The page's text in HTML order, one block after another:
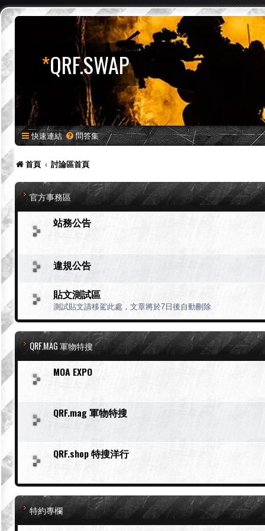
*QRF.SWAP
快速連結 問答集
首頁 討論區首頁
官方事務區
站務公告
違規公告
貼文測試區
測試貼文請移駕此處，文章將於7日後自動刪除
QRF.MAG 軍物特搜
MOA EXPO
QRF.mag 軍物特搜
QRF.shop 特搜洋行
特約專欄